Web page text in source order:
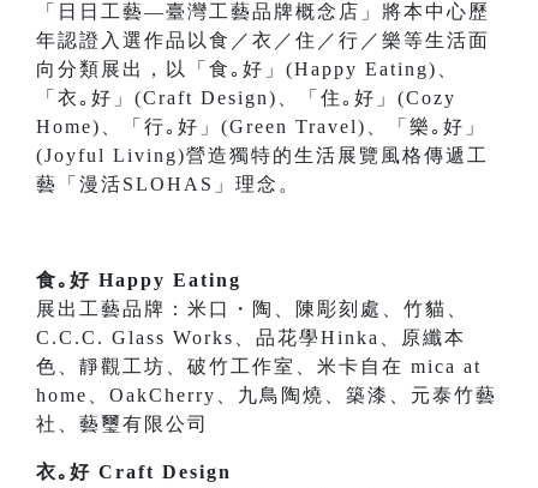
「日日工藝—臺灣工藝品牌概念店」將本中心歷
年認證入選作品以食／衣／住／行／樂等生活面
向分類展出，以「食｡好」(Happy Eating)、
「衣｡好」(Craft Design)、「住｡好」(Cozy
Home)、「行｡好」(Green Travel)、「樂｡好」
(Joyful Living)營造獨特的生活展覽風格傳遞工
藝「漫活SLOHAS」理念。
食｡好 Happy Eating
展出工藝品牌：米口・陶、陳彫刻處、竹貓、
C.C.C. Glass Works、品花學Hinka、原纖本
色、靜觀工坊、破竹工作室、米卡自在 mica at
home、OakCherry、九鳥陶燒、築漆、元泰竹藝
社、藝璽有限公司
衣｡好 Craft Design